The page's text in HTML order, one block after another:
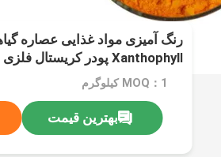
رنگ آمیزی مواد غذایی عصاره
Xanthophyll پودر کریستال فلزی
MOQ：1 کیلوگرم
بهترین قیمت